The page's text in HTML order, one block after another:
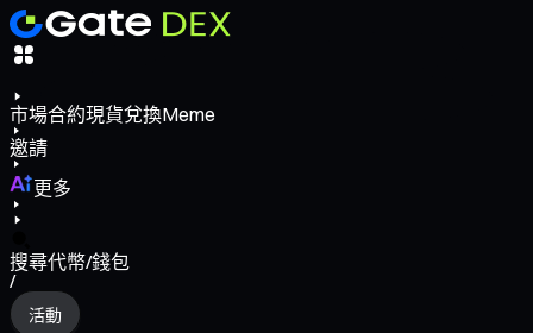
市場合約現貨兌換Meme
邀請
更多
搜尋代幣/錢包
/
活動